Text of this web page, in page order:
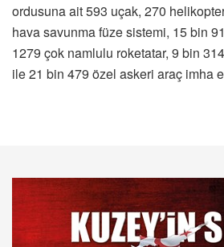
ordusuna ait 593 uçak, 270
hava savunma füze sistemi, 15 bin
1279 çok namlulu roketatar, 9 bin
ile 21 bin 479 özel askeri araç imha